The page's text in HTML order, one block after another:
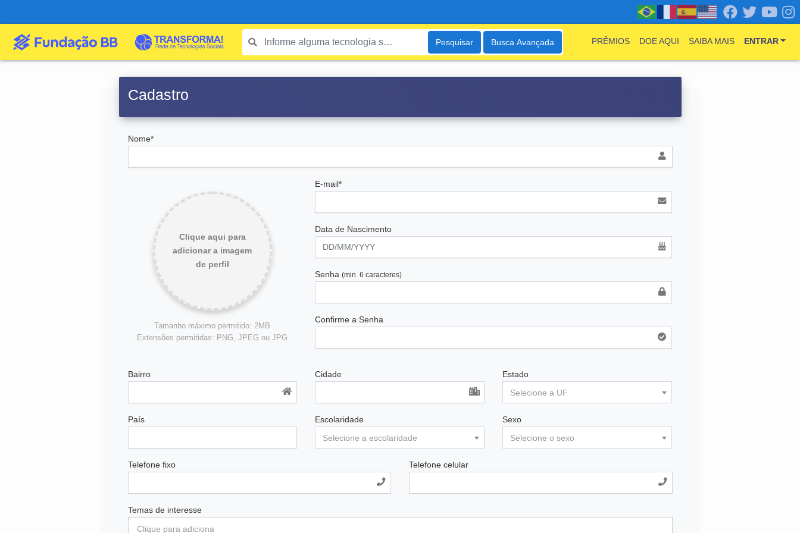
Pesquisar Busca Avançada PRÊMIOS DOE AQUI SAIBA MAIS ENTRAR
Cadastro
Nome*
Clique aqui para
adicionar a imagem
de perfil
Tamanho máximo permitido: 2MB
Extensões permitidas: PNG, JPEG ou JPG
E-mail*
Data de Nascimento
Senha(min. 6 caracteres)
Confirme a Senha
Bairro Cidade
Estado
Selecione a UF
País
Escolaridade
Selecione a escolaridade
Sexo
Selecione o sexo
Telefone fixo Telefone celular
Temas de interesse